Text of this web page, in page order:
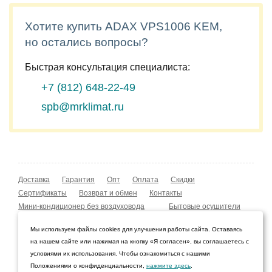
Хотите купить ADAX VPS1006 KEM,
но остались вопросы?
Быстрая консультация специалиста:
+7 (812) 648-22-49
spb@mrklimat.ru
Доставка Гарантия Опт Оплата
Скидки
Сертификаты
Возврат и обмен
Контакты
Мини-кондиционер без воздуховода
Бытовые осушители
Мобильные кондиционеры
Охладители воздуха
Мойка воздуха Boneco W210
© 2009–2026 Интернет-магазин «Мистер Климат»
Мы используем файлы cookies для улучшения работы сайта. Оставаясь
на нашем сайте или нажимая на кнопку «Я согласен», вы соглашаетесь с
условиями их использования. Чтобы ознакомиться с нашими
Положениями о конфиденциальности, нажмите здесь